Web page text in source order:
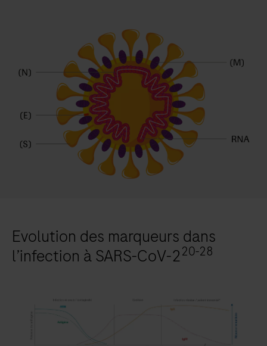
Evolution des marqueurs dans
l’infection à SARS-CoV-220-28